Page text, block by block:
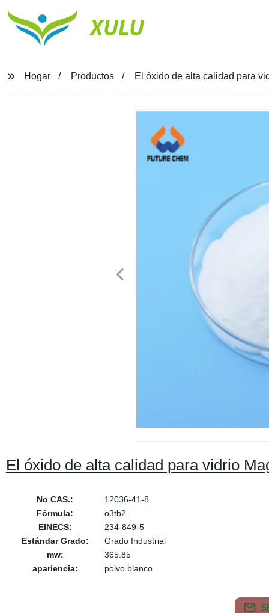
XULU
Hogar Productos El óxido de alta calidad para
El óxido de alta calidad para vidrio
No CAS.:
12036-41-8
Fórmula:
o3tb2
EINECS:
234-849-5
Estándar Grado:
Grado Industrial
mw:
365.85
apariencia:
polvo blanco